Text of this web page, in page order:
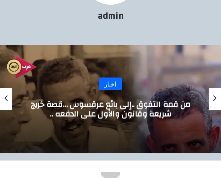
admin
اخبار
من قمة التفوق ..إلى بائع عرقسوس …قصة خريج
شريعة وقانون والأول على الدفعه ..